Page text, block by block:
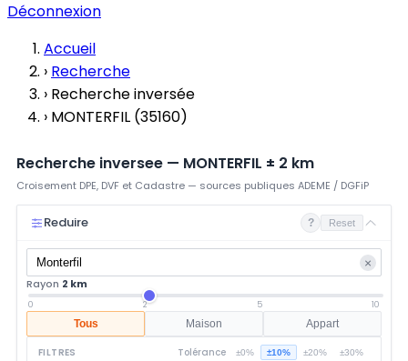
Déconnexion
Accueil
› Recherche
› Recherche inversée
› MONTERFIL (35160)
Recherche inversee — MONTERFIL ± 2 km
Croisement DPE, DVF et Cadastre — sources publiques ADEME / DGFiP
Reduire ? Reset
×
Rayon 2 km
0 2 5 10
Tous Maison Appart
FILTRES Tolérance ±0% ±10% ±20% ±30%